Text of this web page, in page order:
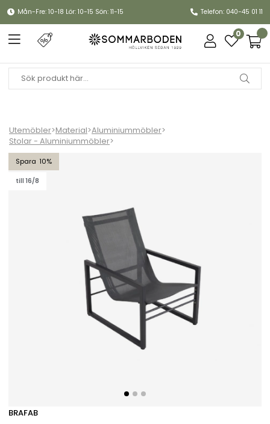
Mån-Fre: 10-18 Lör: 10-15 Sön: 11-15 Telefon: 040-45 01 11
0
Utemöbler>Material>Aluminiummöbler>
Stolar - Aluminiummöbler>
10
till 16/8
Vevi barnstol - svart/antracit textilene
BRAFAB